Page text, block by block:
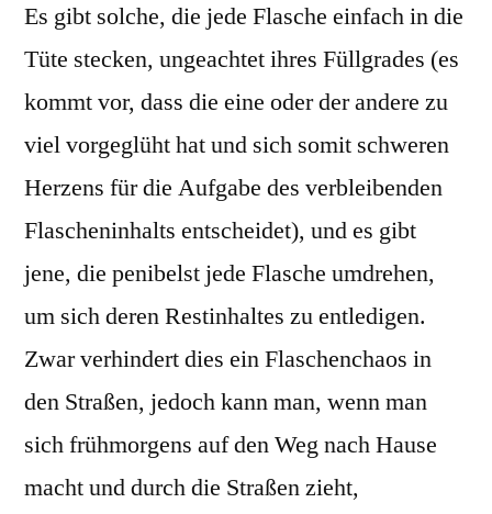
Es gibt solche, die jede Flasche einfach in die
Tüte stecken, ungeachtet ihres Füllgrades (es
kommt vor, dass die eine oder der andere zu
viel vorgeglüht hat und sich somit schweren
Herzens für die Aufgabe des verbleibenden
Flascheninhalts entscheidet), und es gibt
jene, die penibelst jede Flasche umdrehen,
um sich deren Restinhaltes zu entledigen.
Zwar verhindert dies ein Flaschenchaos in
den Straßen, jedoch kann man, wenn man
sich frühmorgens auf den Weg nach Hause
macht und durch die Straßen zieht,